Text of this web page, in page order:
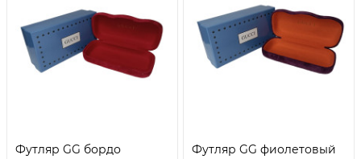
Футляр GG бордо Футляр GG фиолетовый